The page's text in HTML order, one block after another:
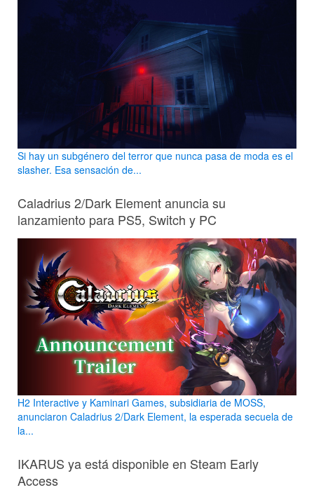
Si hay un subgénero del terror que nunca pasa de moda es el
slasher. Esa sensación de...
Caladrius 2/Dark Element anuncia su
lanzamiento para PS5, Switch y PC
H2 Interactive y Kaminari Games, subsidiaria de MOSS,
anunciaron Caladrius 2/Dark Element, la esperada secuela de
la...
IKARUS ya está disponible en Steam Early
Access